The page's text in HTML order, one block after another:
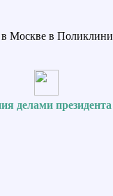
в Москве в
делами